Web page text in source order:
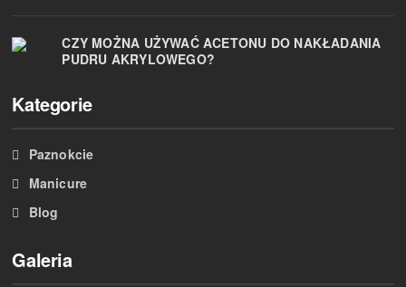
CZY MOŻNA UŻYWAĆ ACETONU DO NAKŁADANIA
PUDRU AKRYLOWEGO?
Kategorie
Paznokcie
Manicure
Blog
Galeria